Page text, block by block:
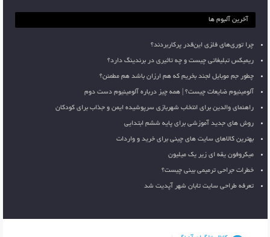
آخرین آلبوم ها
چرا توری‌های فلزی این‌قدر پرکاربردند؟
ریمیکس تبلیغاتی چیست و چه تاثیری در برندینگ دارد؟
چطور جم موبایل لجند بخریم که هم ارزان باشد هم مطمئن؟
آلومینیوم ضایعات چیست؟ | همه چیز درباره آلومینیوم دست دوم
راهنمای والدین برای انتخاب شهربازی سرپوشیده ایمن و جذاب برای کودکان
روش های جدید آموزشی برای پایه ششم ابتدایی
بهترین کالاهای سایت های چینی برای خرید و واردات
میکروفون یقه ای زیر یک میلیون
خطرات جراحی ترمیمی بینی چیست؟
تعرفه طراحی سایت تابان شهر آپدیت شد